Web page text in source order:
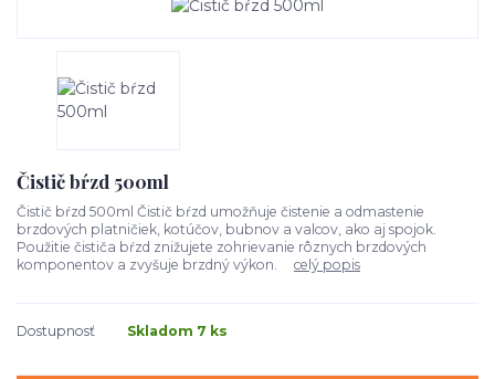
Čistič bŕzd 500ml
Čistič bŕzd 500ml Čistič bŕzd umožňuje čistenie a odmastenie
brzdových platničiek, kotúčov, bubnov a valcov, ako aj spojok.
Použitie čističa bŕzd znižujete zohrievanie rôznych brzdových
komponentov a zvyšuje brzdný výkon. celý popis
Dostupnosť Skladom 7 ks